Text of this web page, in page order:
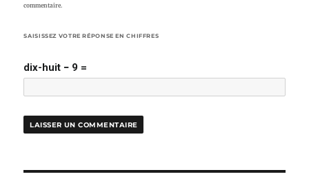
commentaire.
SAISISSEZ VOTRE RÉPONSE EN CHIFFRES
dix-huit − 9 =